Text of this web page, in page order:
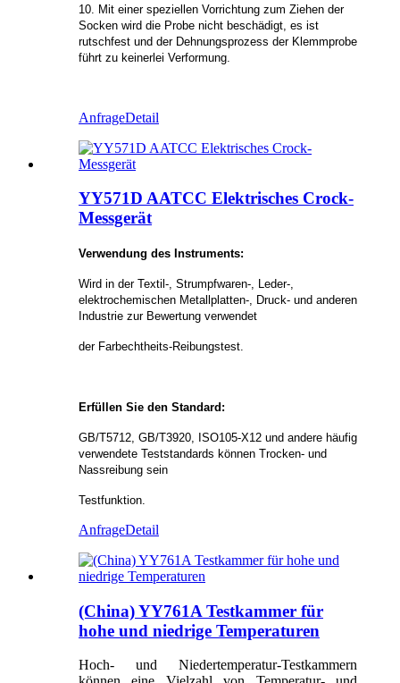
10. Mit einer speziellen Vorrichtung zum Ziehen der
Socken wird die Probe nicht beschädigt, es ist
rutschfest und der Dehnungsprozess der Klemmprobe
führt zu keinerlei Verformung.
AnfrageDetail
YY571D AATCC Elektrisches Crock-
Messgerät
Verwendung des Instruments:
Wird in der Textil-, Strumpfwaren-, Leder-,
elektrochemischen Metallplatten-, Druck- und anderen
Industrie zur Bewertung verwendet
der Farbechtheits-Reibungstest.
Erfüllen Sie den Standard:
GB/T5712, GB/T3920, ISO105-X12 und andere häufig
verwendete Teststandards können Trocken- und
Nassreibung sein
Testfunktion.
AnfrageDetail
(China) YY761A Testkammer für
hohe und niedrige Temperaturen
Hoch- und Niedertemperatur-Testkammern